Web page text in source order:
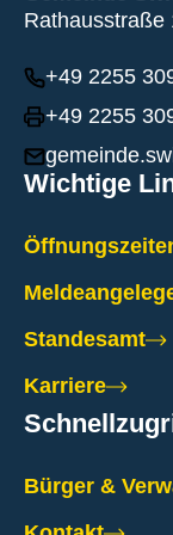
Rathausstraße
+49 2255
+49 2255
Wichtige
Standesamt
Karriere
Bürger &